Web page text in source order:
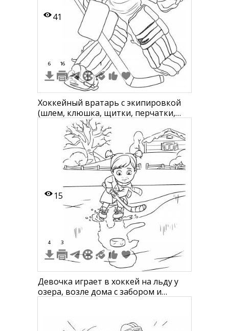
41
6 16 1
Хоккейный вратарь с экипировкой
(шлем, клюшка, щитки, перчатки,
налокотники)
15
4 3
Девочка играет в хоккей на льду у
озера, возле дома с забором и